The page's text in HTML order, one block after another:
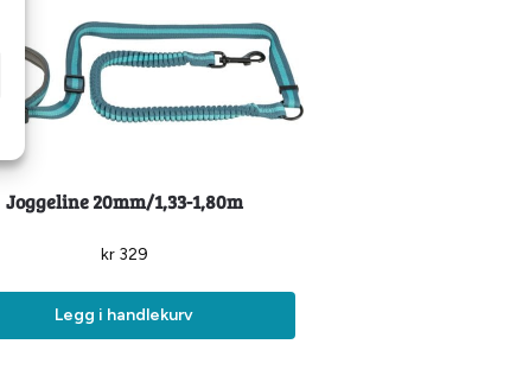
Joggeline 20mm/1,33-1,80m
kr329
Legg i handlekurv